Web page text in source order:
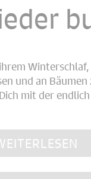
und an
mit der